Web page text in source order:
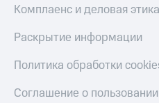
Комплаенс и деловая этика
Раскрытие информации
Политика обработки
Соглашение о